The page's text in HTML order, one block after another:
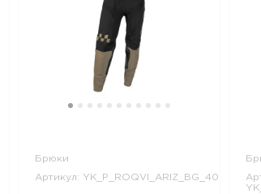
Брюки
Артикул: YK_P_ROQVI_ARIZ_BG_40